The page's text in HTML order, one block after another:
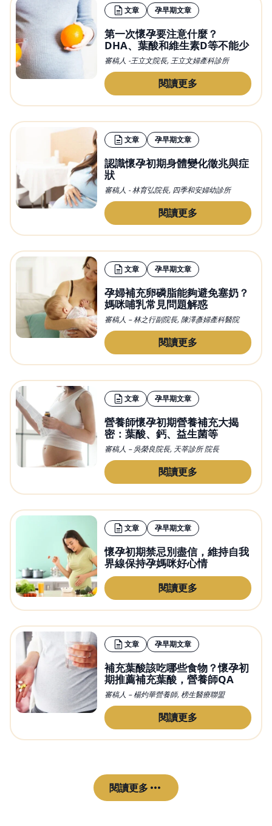
文章 孕早期文章
第一次懷孕要注意什麼？
DHA、葉酸和維生素D等不能少
審稿人 -王立文院長, 王立文婦產科診所
閱讀更多
文章 孕早期文章
認識懷孕初期身體變化徵兆與症
狀
審稿人 - 林育弘院長, 四季和安婦幼診所
閱讀更多
文章 孕早期文章
孕婦補充卵磷脂能夠避免塞奶？
媽咪哺乳常見問題解惑
審稿人 – 林之行副院長, 陳澤彥婦產科醫院
閱讀更多
文章 孕早期文章
營養師懷孕初期營養補充大揭
密：葉酸、鈣、益生菌等
審稿人 – 吳榮良院長, 天莘診所 院長
閱讀更多
文章 孕早期文章
懷孕初期禁忌別盡信，維持自我
界線保持孕媽咪好心情
閱讀更多
文章 孕早期文章
補充葉酸該吃哪些食物？懷孕初
期推薦補充葉酸，營養師QA
審稿人 – 楊灼華營養師, 榜生醫療聯盟
閱讀更多
閱讀更多